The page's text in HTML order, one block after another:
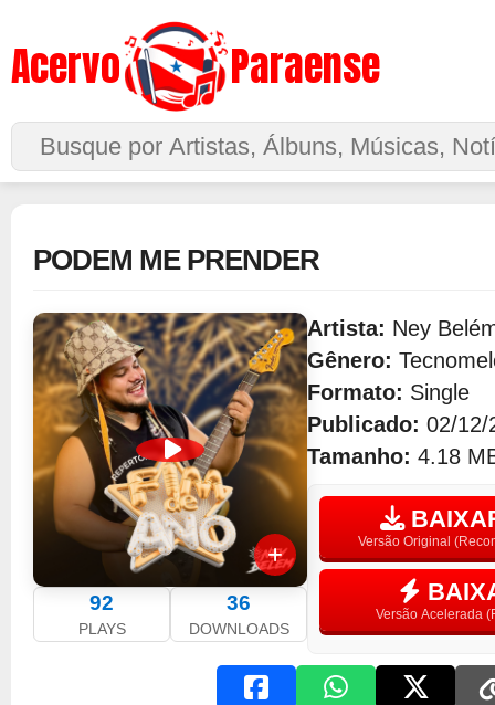
Acervo Paraense
Buscar no Site
PODEM ME PRENDER
92
PLAYS
36
DOWNLOADS
Artista: Ney
Gênero:
Formato: Single
Publicado: 02/12/
Tamanho: 4.18
Versão Original
Versão Acelerada